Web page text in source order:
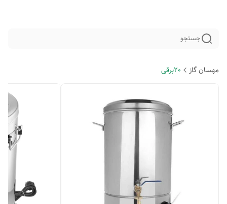
جستجو
مهسان گاز 20برقی